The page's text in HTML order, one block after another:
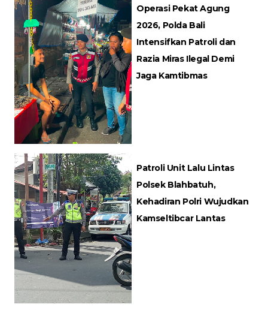
Operasi Pekat Agung
2026, Polda Bali
Intensifkan Patroli dan
Razia Miras Ilegal Demi
Jaga Kamtibmas
Patroli Unit Lalu Lintas
Polsek Blahbatuh,
Kehadiran Polri Wujudkan
Kamseltibcar Lantas